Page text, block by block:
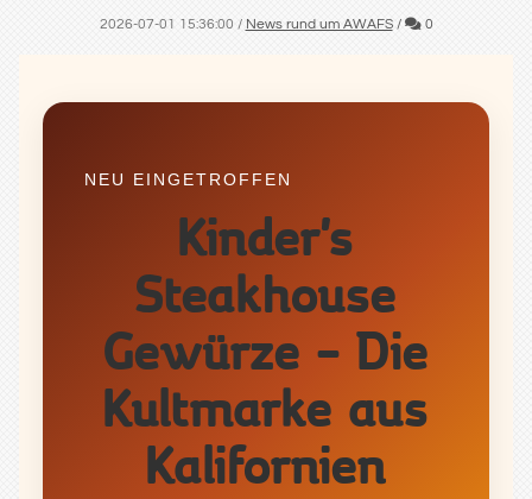
2026-07-01 15:36:00 / News rund um AWAFS / Kommentare
0
NEU EINGETROFFEN
Kinder's
Steakhouse
Gewürze – Die
Kultmarke aus
Kalifornien